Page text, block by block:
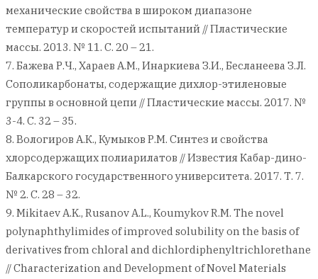
механические свойства в широком диапазоне
температур и скоростей испытаний // Пластические
массы. 2013. № 11. С. 20 – 21.
7. Бажева Р.Ч., Хараев А.М., Инаркиева З.И., Бесланеева З.Л.
Сополикарбонаты, содержащие дихлор-этиленовые
группы в основной цепи // Пластические массы. 2017. №
3-4. С. 32 – 35.
8. Вологиров А.К., Кумыков Р.М. Синтез и свойства
хлорсодержащих полиарилатов // Известия Кабар-дино-
Балкарского государственного университета. 2017. Т. 7.
№ 2. С. 28 – 32.
9. Mikitaev A.K., Rusanov A.L., Koumykov R.M. The novel
polynaphthylimides of improved solubility on the basis of
derivatives from chloral and dichlordiphenyltrichlorethane
// Characterization and Development of Novel Materials